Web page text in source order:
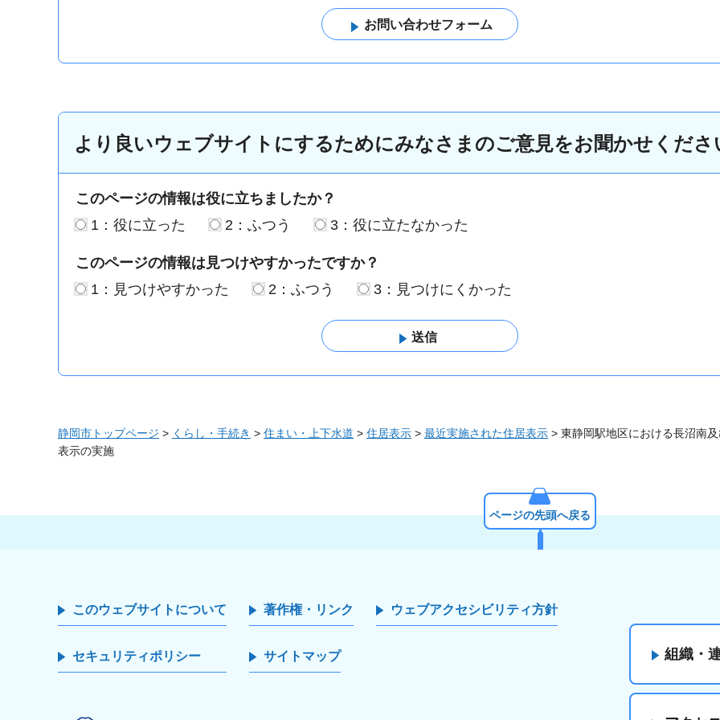
より良いウェブサイトにするためにみなさまのご意見をお聞かせくださ
このページの情報は役に立ちましたか？
1：役に立った
2：ふつう 3：役に立たなかった
このページの情報は見つけやすかったですか？
1：見つけやすかった
2：ふつう 3：見つけにくかった
静岡市トップページ > くらし・手続き > 住まい・上下水道 > 住居表示 > 最近実施された住居表示 > 東静岡駅地区における長沼南
表示の実施
ページの先頭へ戻る
このウェブサイトについて 著作権・リンク ウェブアクセシビリティ方針
セキュリティポリシー サイトマップ 組織・